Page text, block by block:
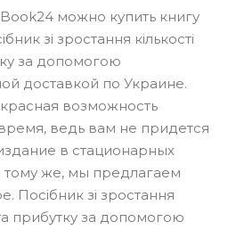
можно купить книгу
зі зростання кількості
за допомогою
доставкой по Украине.
возможность
ведь вам не придется
в стационарных
тому же, мы предлагаем
Посібник зі зростання
та прибутку за допомогою